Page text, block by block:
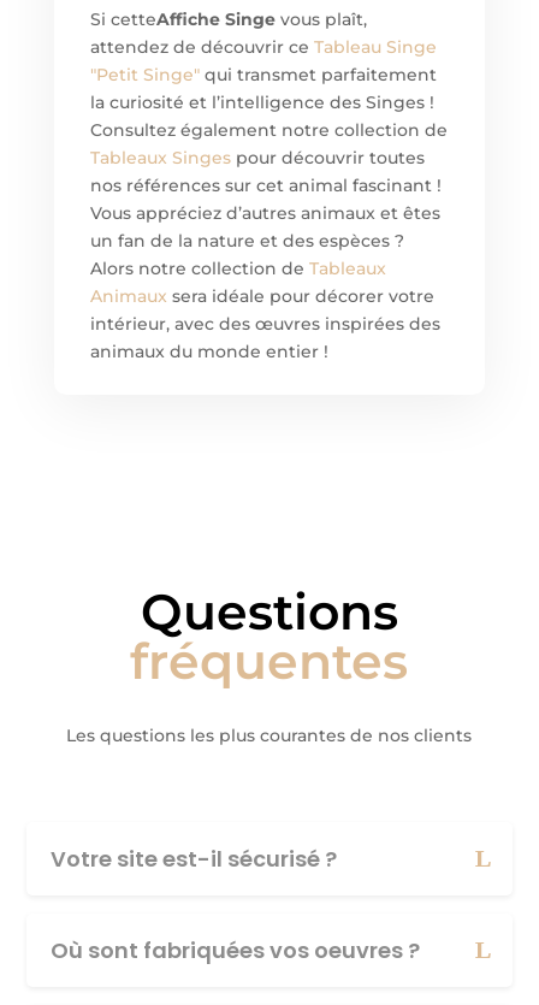
Si cetteAffiche Singevous plaît,
attendez de découvrir ce Tableau Singe
"Petit Singe"qui transmet parfaitement
la curiosité et l’intelligence des Singes !
Consultez également notre collection de
Tableaux Singespour découvrir toutes
nos références sur cet animal fascinant !
Vous appréciez d’autres animaux et êtes
un fan de la nature et des espèces ?
Alors notre collection de Tableaux
Animaux sera idéale pour décorer votre
intérieur, avec des œuvres inspirées des
animaux du monde entier !
Questions
fréquentes
Les questions les plus courantes de nos clients
Votre site est-il sécurisé ?
Où sont fabriquées vos oeuvres ?